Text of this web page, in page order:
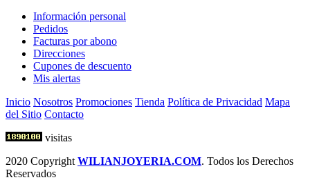
Información personal
Pedidos
Facturas por abono
Direcciones
Cupones de descuento
Mis alertas
Inicio Nosotros Promociones Tienda Política de Privacidad Mapa
del Sitio Contacto
visitas
2020 Copyright WILIANJOYERIA.COM. Todos los Derechos
Reservados